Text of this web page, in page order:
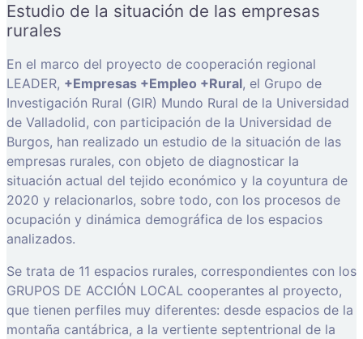
Estudio de la situación de las empresas
rurales
En el marco del proyecto de cooperación regional
LEADER, +Empresas +Empleo +Rural, el Grupo de
Investigación Rural (GIR) Mundo Rural de la Universidad
de Valladolid, con participación de la Universidad de
Burgos, han realizado un estudio de la situación de las
empresas rurales, con objeto de diagnosticar la
situación actual del tejido económico y la coyuntura de
2020 y relacionarlos, sobre todo, con los procesos de
ocupación y dinámica demográfica de los espacios
analizados.
Se trata de 11 espacios rurales, correspondientes con los
GRUPOS DE ACCIÓN LOCAL cooperantes al proyecto,
que tienen perfiles muy diferentes: desde espacios de la
montaña cantábrica, a la vertiente septentrional de la